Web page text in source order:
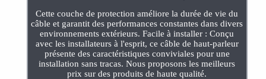
Cette couche de protection améliore la durée de vie du
câble et garantit des performances constantes dans divers
environnements extérieurs. Facile à installer : Conçu
avec les installateurs à l'esprit, ce câble de haut-parleur
présente des caractéristiques conviviales pour une
installation sans tracas. Nous proposons les meilleurs
prix sur des produits de haute qualité.